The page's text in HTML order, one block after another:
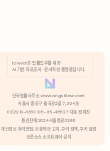
분석 쿠키 허용
Lawvot은 법률업무를 위한
AI 기반 자료조사 · 문서작성 플랫폼입니다.
안국법률사무소 www.anguklaw.com
서울시 종로구 율곡로2길 7, 304호
02)3210-3330 105-05-48527 대표 정희찬
통신판매 2024서울종로0248
개인정보 처리방침, 이용약관 고지, 쿠키 정책, 쿠키 설정
오픈소스 소프트웨어 공지